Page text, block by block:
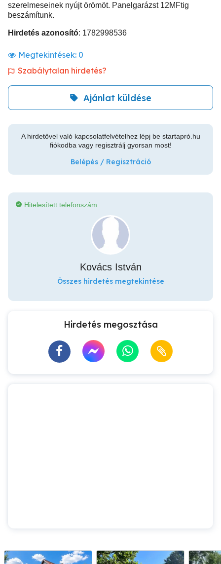
szerelmeseinek nyújt örömöt. Panelgarázst 12MFtig
beszámítunk.
Hirdetés azonosító: 1782998536
Megtekintések: 0
Szabálytalan hirdetés?
Ajánlat küldése
A hirdetővel való kapcsolatfelvételhez lépj be startapró.hu
fiókodba vagy regisztrálj gyorsan most!
Belépés / Regisztráció
Hitelesített telefonszám
Kovács István
Összes hirdetés megtekintése
Hirdetés megosztása